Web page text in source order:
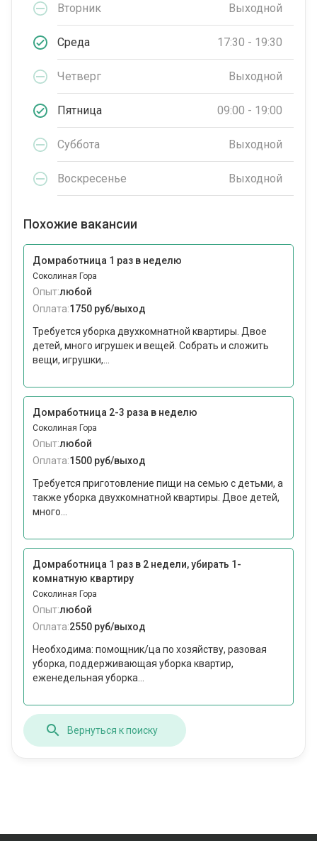
Вторник Выходной
Среда 17:30 - 19:30
Четверг Выходной
Пятница 09:00 - 19:00
Суббота Выходной
Воскресенье Выходной
Похожие вакансии
Домработница 1 раз в неделю
Соколиная Гора
Опыт:любой
Оплата:1750 руб/выход
Требуется уборка двухкомнатной квартиры. Двое
детей, много игрушек и вещей. Собрать и сложить
вещи, игрушки,...
Домработница 2-3 раза в неделю
Соколиная Гора
Опыт:любой
Оплата:1500 руб/выход
Требуется приготовление пищи на семью с детьми, а
также уборка двухкомнатной квартиры. Двое детей,
много...
Домработница 1 раз в 2 недели, убирать 1-
комнатную квартиру
Соколиная Гора
Опыт:любой
Оплата:2550 руб/выход
Необходима: помощник/ца по хозяйству, разовая
уборка, поддерживающая уборка квартир,
еженедельная уборка...
Вернуться к поиску